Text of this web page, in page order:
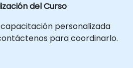
del Curso
personalizada
para coordinarlo.